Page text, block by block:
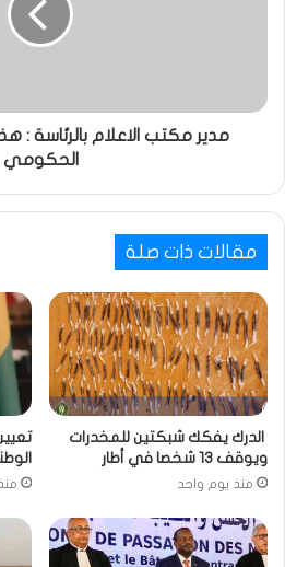
مدير مكتب الاعلام بالرئاسة
الحكومي
مقالات ذات صلة
الدرك يفكك شبكتين للمخدرات
ويوقف 13 شخصا في أطار
منذ يوم واحد